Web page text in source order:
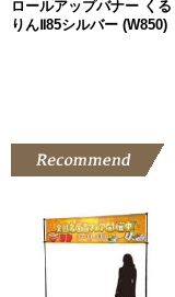
ロールアップバナー くる
りんⅡ85シルバー (W850)